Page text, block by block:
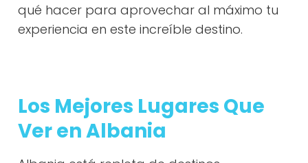
qué hacer para aprovechar al máximo tu
experiencia en este increíble destino.
Los Mejores Lugares Que
Ver en Albania